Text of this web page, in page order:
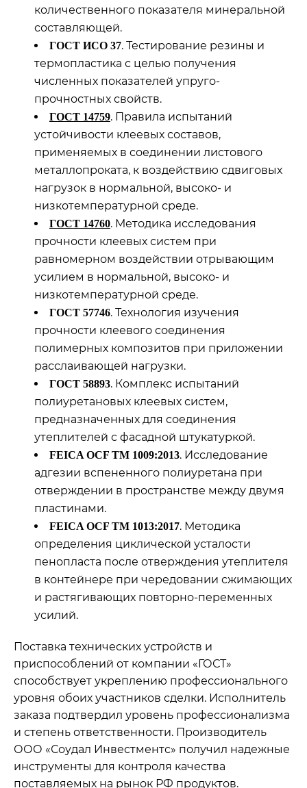
количественного показателя минеральной
составляющей.
ГОСТ ИСО 37. Тестирование резины и
термопластика с целью получения
численных показателей упруго-
прочностных свойств.
ГОСТ 14759. Правила испытаний
устойчивости клеевых составов,
применяемых в соединении листового
металлопроката, к воздействию сдвиговых
нагрузок в нормальной, высоко- и
низкотемпературной среде.
ГОСТ 14760. Методика исследования
прочности клеевых систем при
равномерном воздействии отрывающим
усилием в нормальной, высоко- и
низкотемпературной среде.
ГОСТ 57746. Технология изучения
прочности клеевого соединения
полимерных композитов при приложении
расслаивающей нагрузки.
ГОСТ 58893. Комплекс испытаний
полиуретановых клеевых систем,
предназначенных для соединения
утеплителей с фасадной штукатуркой.
FEICA OCF ТМ 1009:2013. Исследование
адгезии вспененного полиуретана при
отверждении в пространстве между двумя
пластинами.
FEICA OCF ТМ 1013:2017. Методика
определения циклической усталости
пенопласта после отверждения утеплителя
в контейнере при чередовании сжимающих
и растягивающих повторно-переменных
усилий.
Поставка технических устройств и
приспособлений от компании «ГОСТ»
способствует укреплению профессионального
уровня обоих участников сделки. Исполнитель
заказа подтвердил уровень профессионализма
и степень ответственности. Производитель
ООО «Соудал Инвестментс» получил надежные
инструменты для контроля качества
поставляемых на рынок РФ продуктов.